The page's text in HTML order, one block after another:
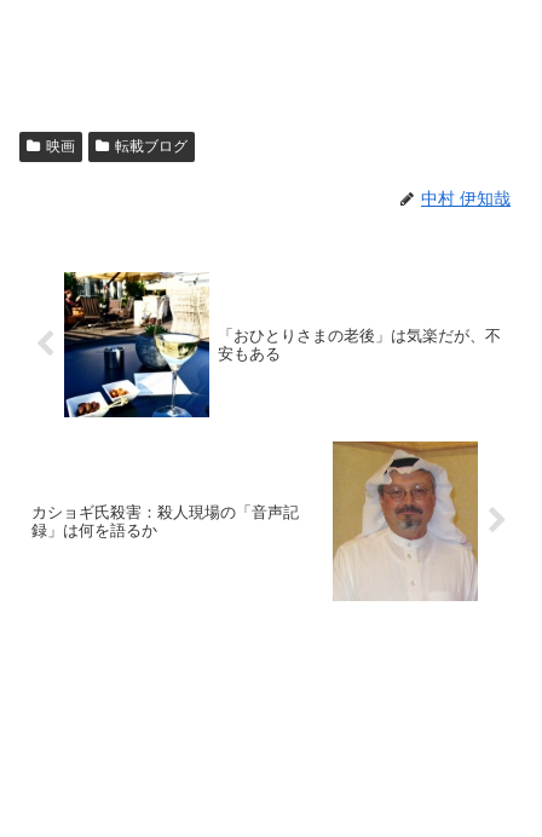
映画 転載ブログ
中村 伊知哉
「おひとりさまの老後」は気楽だが、不
安もある
カショギ氏殺害：殺人現場の「音声記
録」は何を語るか